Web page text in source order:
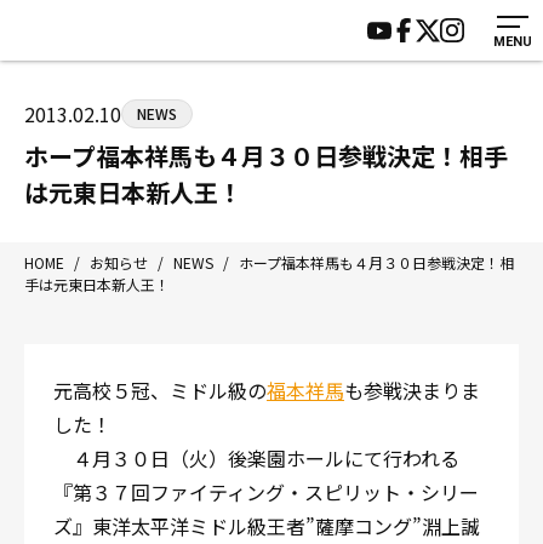
MENU
〒192-0072 東京都八王子市南町3-8 第2原嶋ビル1F
Tel/Fax：042-622-7222
営業時間：月〜土 14:00〜22:00 / 日・祝 14:00〜19:00
HOME
ジムについて
トレーニング
アマ・スパー各大会・キッズ
入会案内
見学・1日体験
施設紹介
会員様の声
サポーター募集
2013.02.10 NEWS
ホープ福本祥馬も４月３０日参戦決定！相手
は元東日本新人王！
HOME / お知らせ / NEWS / ホープ福本祥馬も４月３０日参戦決定！相
手は元東日本新人王！
元高校５冠、ミドル級の福本祥馬も参戦決まりま
した！
４月３０日（火）後楽園ホールにて行われる
『第３７回ファイティング・スピリット・シリー
ズ』東洋太平洋ミドル級王者”薩摩コング”淵上誠